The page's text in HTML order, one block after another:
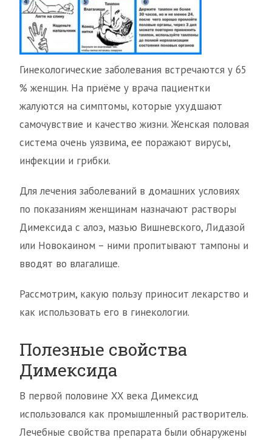
Гинекологические заболевания встречаются у 65
% женщин. На приёме у врача пациентки
жалуются на симптомы, которые ухудшают
самочувствие и качество жизни. Женская половая
система очень уязвима, ее поражают вирусы,
инфекции и грибки.
Для лечения заболеваний в домашних условиях
по показаниям женщинам назначают растворы
Димексида с алоэ, мазью Вишневского, Лидазой
или Новокаином – ними пропитывают тампоны и
вводят во влагалище.
Рассмотрим, какую пользу приносит лекарство и
как использовать его в гинекологии.
Полезные свойства
Димексида
В первой половине XX века Димексид
использовался как промышленный растворитель.
Лечебные свойства препарата были обнаружены